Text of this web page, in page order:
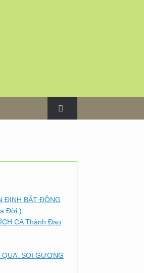
ĐỊNH BẤT ĐỒNG
Đời )
CA Thành Đạo
SOI GƯƠNG